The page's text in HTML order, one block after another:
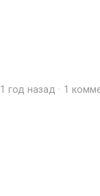
1 год назад 1